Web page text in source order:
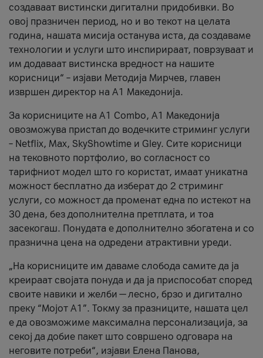
создаваат вистински дигитални придобивки. Во
овој празничен период, но и во текот на целата
година, нашата мисија останува иста, да создаваме
технологии и услуги што инспирираат, поврзуваат и
им додаваат вистинска вредност на нашите
корисници“ – изјави Методија Мирчев, главен
извршен директор на А1 Македонија.
За корисниците на A1 Combo, А1 Македонија
овозможува пристап до водечките стриминг услуги
– Netflix, Max, SkyShowtime и Gley. Сите корисници
на тековното портфолио, во согласност со
тарифниот модел што го користат, имаат уникатна
можност бесплатно да изберат до 2 стриминг
услуги, со можност да променат една по истекот на
30 дена, без дополнителна претплата, и тоа
засекогаш. Понудата е дополнително збогатена и со
празнична цена на одредени атрактивни уреди.
„На корисниците им даваме слобода самите да ја
креираат својата понуда и да ја приспособат според
своите навики и желби — лесно, брзо и дигитално
преку “Мојот А1”. Токму за празниците, нашата цел
е да овозможиме максимална персонализација, за
секој да добие пакет што совршено одговара на
неговите потреби“, изјави Елена Панова,